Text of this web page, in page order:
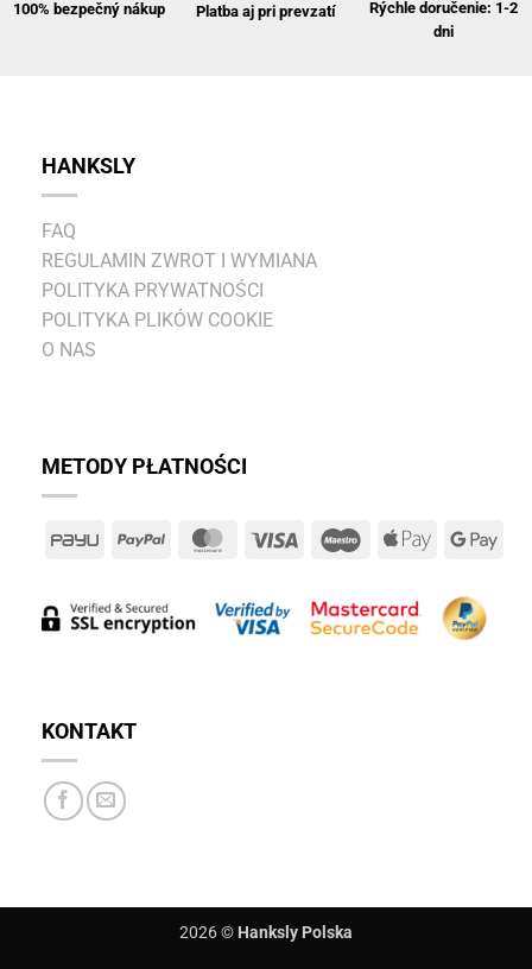
100% bezpečný nákup Platba aj pri prevzatí
Rýchle doručenie: 1-2
dni
HANKSLY
FAQ
REGULAMIN ZWROT I WYMIANA
POLITYKA PRYWATNOŚCI
POLITYKA PLIKÓW COOKIE
O NAS
METODY PŁATNOŚCI
PayU PayPal MasterCard
Visa MaestroApple
KONTAKT
2026 © Hanksly Polska